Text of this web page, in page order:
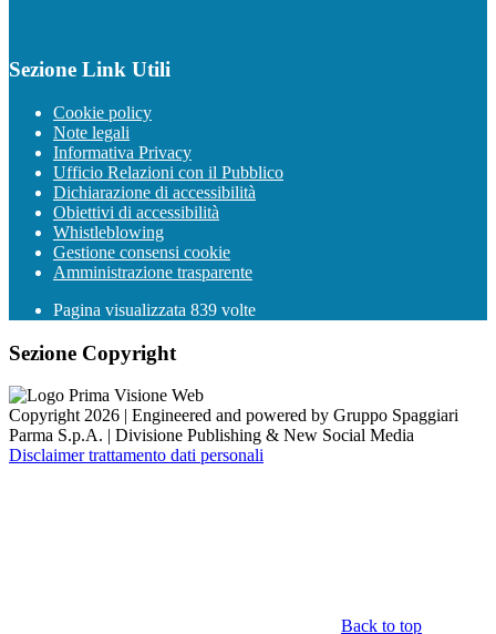
Sezione Link Utili
Cookie policy
Note legali
Informativa Privacy
Ufficio Relazioni con il Pubblico
Dichiarazione di accessibilità
Obiettivi di accessibilità
Whistleblowing
Gestione consensi cookie
Amministrazione trasparente
Pagina visualizzata 839 volte
Sezione Copyright
Copyright 2026 | Engineered and powered by Gruppo Spaggiari
Parma S.p.A. | Divisione Publishing & New Social Media
Disclaimer trattamento dati personali
Back to top